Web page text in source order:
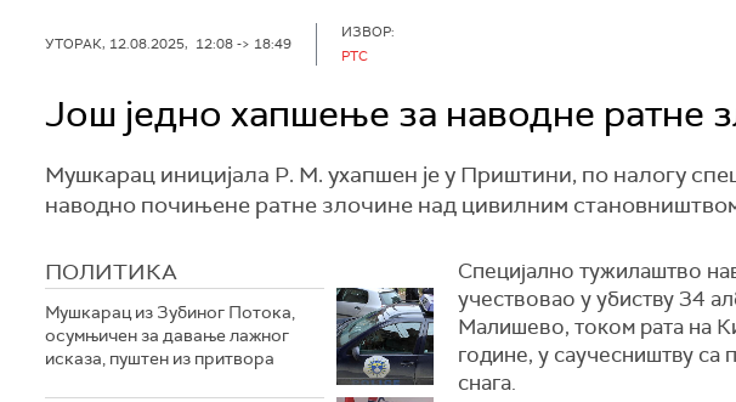
УТОРАК, 12.08.2025, 12:08 -> 18:49
ИЗВОР:
РТС
Још једно хапшење за наводне ратне
Мушкарац иницијала Р. М. ухапшен је у Приштини, по налогу
наводно почињене ратне злочине над цивилним
ПОЛИТИКА
Мушкарац из Зубиног Потока,
осумњичен за давање лажног
исказа, пуштен из притвора
Специјално тужилаштво
учествовао у убиству 34
Малишево, током рата на
године, у саучесништву са
снага.